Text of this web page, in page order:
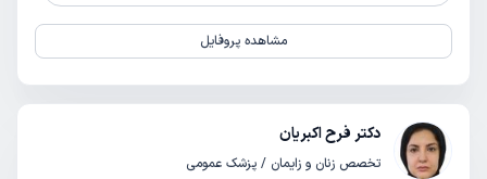
مشاهده پروفایل
دکتر فرح اکبریان
تخصص زنان و زایمان / پزشک عمومی